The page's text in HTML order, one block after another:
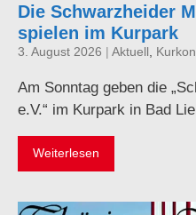
Die Schwarzheider
spielen im Kurpark
3. August 2026 | Aktuell
Am Sonntag geben die
e.V.“ im Kurpark in Bad
Weiterlesen